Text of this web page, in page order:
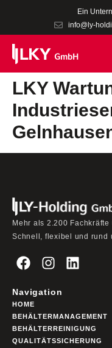
Ein
info@ly-
LKY
Mehr als 2.200
Schnell, flexibel und rund
Navigation
HOME
BEHÄLTERMANAGEMENT
BEHÄLTERREINIGUNG
QUALITÄTSSICHERUNG